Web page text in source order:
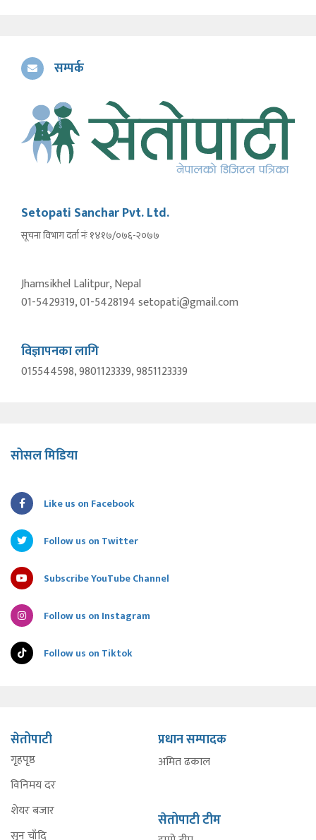
सम्पर्क
Setopati Sanchar Pvt. Ltd.
सूचना विभाग दर्ता नंः १४१७/०७६-२०७७
Jhamsikhel Lalitpur, Nepal
01-5429319, 01-5428194 setopati@gmail.com
विज्ञापनका लागि
015544598, 9801123339, 9851123339
सोसल मिडिया
Like us on Facebook
Follow us on Twitter
Subscribe YouTube Channel
Follow us on Instagram
Follow us on Tiktok
सेतोपाटी
गृहपृष्ठ
विनिमय दर
शेयर बजार
सुन चाँदि
प्रधान सम्पादक
अमित ढकाल
सेतोपाटी टीम